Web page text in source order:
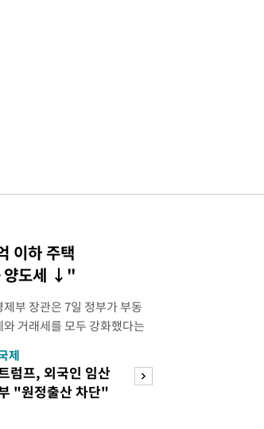
이하 주택
양도세 ↓"
부 장관은 7일 정부가 부동
거래세를 모두 강화했다는
억원 이하 주택은 보유세도 줄
줄어든다"고 설명했다. 구 부
'김종배의 시선집중'과의 인
택이) 99% 정도 된다.
제
럼프, 외국인 임산
"원정출산 차단"